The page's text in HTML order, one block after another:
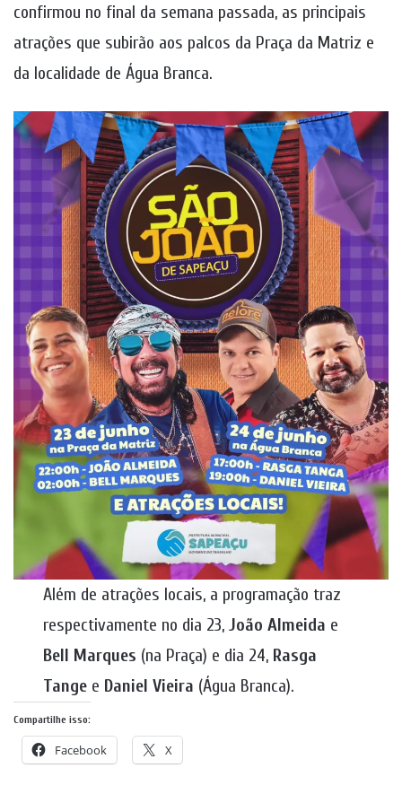
confirmou no final da semana passada, as principais
atrações que subirão aos palcos da Praça da Matriz e
da localidade de Água Branca.
Além de atrações locais, a programação traz
respectivamente no dia 23,João Almeida e
Bell Marques (na Praça) e dia 24, Rasga
Tange e Daniel Vieira (Água Branca).
Compartilhe isso:
Facebook X